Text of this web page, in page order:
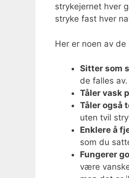
strykejernet hver
stryke fast hver
Her er noen av
Sitter som
de falles av.
Tåler vask
Tåler også
uten tvil
Enklere å
som du
Fungerer
være